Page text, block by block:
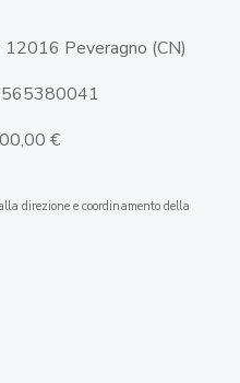
Peveragno (CN)
€
direzione e coordinamento della